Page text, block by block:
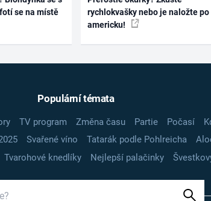
se na místě
rychlokvašky nebo je naložte po
americku!
Populární témata
TV program Změna času Partie Počasí
Svařené víno Tatarák podle Pohlreicha
Tvarohové knedlíky Nejlepší palačinky